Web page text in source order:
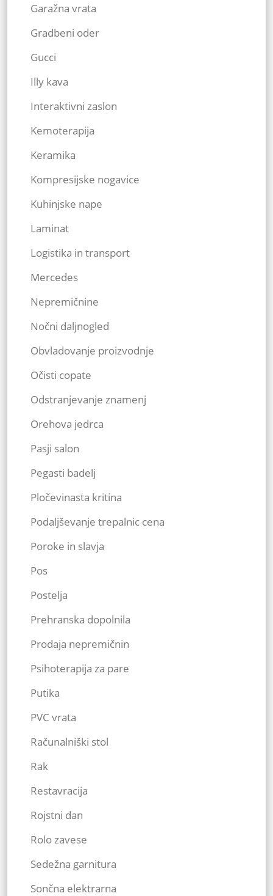
Garažna vrata
Gradbeni oder
Gucci
Illy kava
Interaktivni zaslon
Kemoterapija
Keramika
Kompresijske nogavice
Kuhinjske nape
Laminat
Logistika in transport
Mercedes
Nepremičnine
Nočni daljnogled
Obvladovanje proizvodnje
Očisti copate
Odstranjevanje znamenj
Orehova jedrca
Pasji salon
Pegasti badelj
Pločevinasta kritina
Podaljševanje trepalnic cena
Poroke in slavja
Pos
Postelja
Prehranska dopolnila
Prodaja nepremičnin
Psihoterapija za pare
Putika
PVC vrata
Računalniški stol
Rak
Restavracija
Rojstni dan
Rolo zavese
Sedežna garnitura
Sončna elektrarna